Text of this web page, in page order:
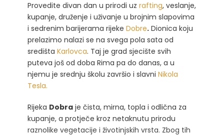
Provedite divan dan u prirodi uz rafting, veslanje,
kupanje, druženje i uživanje u brojnim slapovima
i sedrenim barijerama rijeke Dobre. Dionica koju
prelazimo nalazi se na svega pola sata od
središta Karlovca. Taj je grad sjecište svih
puteva još od doba Rima pa do danas, a u
njemu je srednju školu završio i slavni Nikola
Tesla.
Rijeka Dobra je čista, mirna, topla i odlična za
kupanje, a protječe kroz netaknutu prirodu
raznolike vegetacije i životinjskih vrsta. Zbog tih